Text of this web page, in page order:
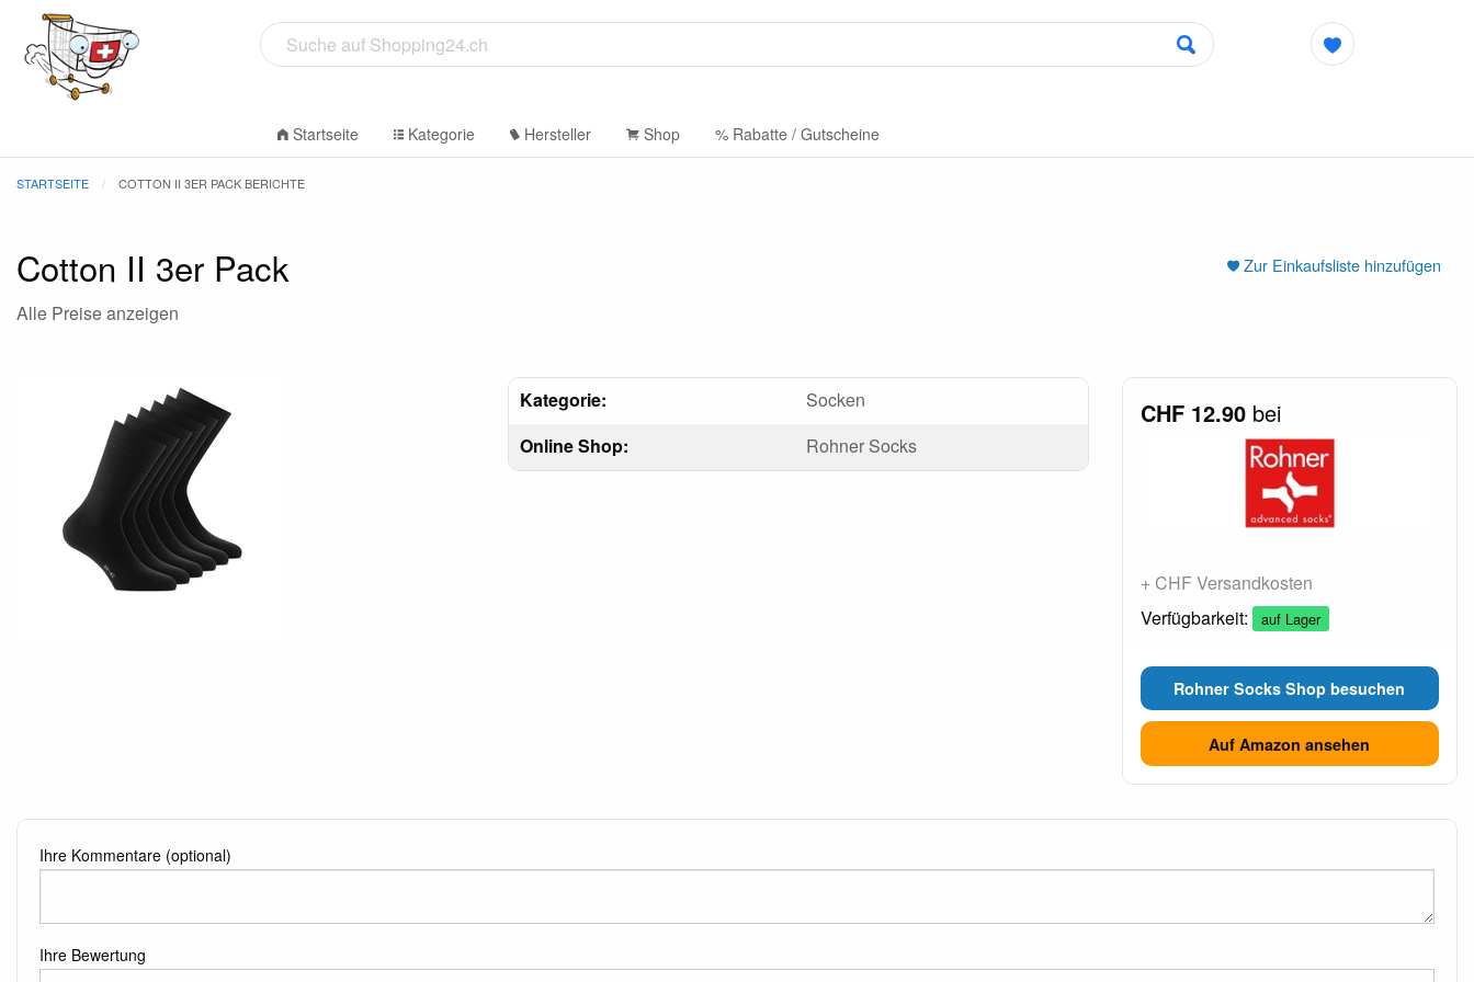
Startseite Kategorie Hersteller Shop % Rabatte / Gutscheine
STARTSEITE COTTON II 3ER PACK BERICHTE
Zur Einkaufsliste hinzufügen
Cotton II 3er Pack
Alle Preise anzeigen
Kategorie:
Socken
Online Shop:
Rohner Socks
CHF 12.90bei
+ CHF Versandkosten
Verfügbarkeit:
auf Lager
Rohner Socks Shop besuchen
Auf Amazon ansehen
Ihre Kommentare (optional)
Ihre Bewertung